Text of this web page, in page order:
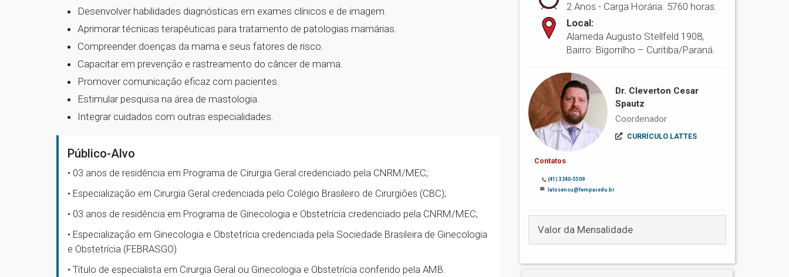
Desenvolver habilidades diagnósticas em exames clínicos e de imagem.
Aprimorar técnicas terapêuticas para tratamento de patologias mamárias.
Compreender doenças da mama e seus fatores de risco.
Capacitar em prevenção e rastreamento do câncer de mama.
Promover comunicação eficaz com pacientes.
Estimular pesquisa na área de mastologia.
Integrar cuidados com outras especialidades.
Público-Alvo
• 03 anos de residência em Programa de Cirurgia Geral credenciado pela CNRM/MEC;
• Especialização em Cirurgia Geral credenciada pelo Colégio Brasileiro de Cirurgiões (CBC);
• 03 anos de residência em Programa de Ginecologia e Obstetrícia credenciado pela CNRM/MEC;
• Especialização em Ginecologia e Obstetrícia credenciada pela Sociedade Brasileira de Ginecologia
e Obstetrícia (FEBRASGO)
• Título de especialista em Cirurgia Geral ou Ginecologia e Obstetrícia conferido pela AMB.
2 Anos - Carga Horária: 5760 horas.
Local:
Alameda Augusto Stellfeld 1908,
Bairro: Bigorrilho – Curitiba/Paraná.
Dr. Cleverton Cesar
Spautz
Coordenador
CURRÍCULO LATTES
Contatos
(41) 3240-5509
latosensu@fempar.edu.br
Valor da Mensalidade